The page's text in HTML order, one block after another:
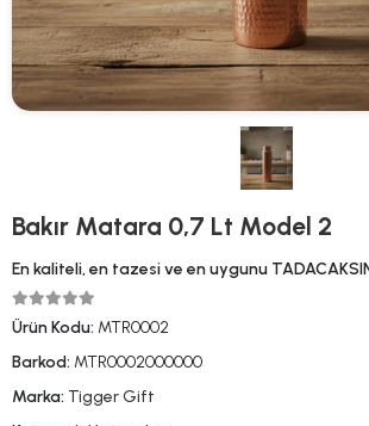
Bakır Matara 0,7 Lt Model 2
En kaliteli, en tazesi ve en uygunu
Ürün Kodu: MTR0002
Barkod: MTR0002000000
Marka: Tigger Gift